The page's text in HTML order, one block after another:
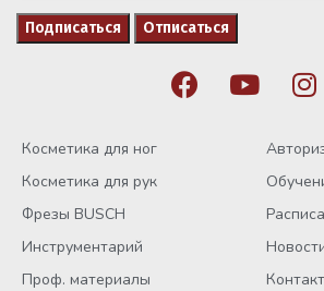
Косметика для ног
Косметика для рук
Фрезы BUSCH
Инструментарий
Проф. материалы